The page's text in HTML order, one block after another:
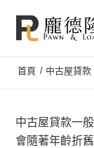
首頁 / 中古屋貸款
中古屋貸款一
會隨著年齡折